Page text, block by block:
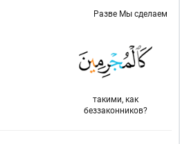
Разве Мы сделаем
такими, как
беззаконников?